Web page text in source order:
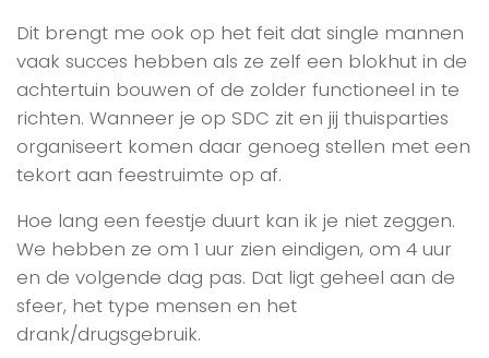
Dit brengt me ook op het feit dat single mannen
vaak succes hebben als ze zelf een blokhut in de
achtertuin bouwen of de zolder functioneel in te
richten. Wanneer je op SDC zit en jij thuisparties
organiseert komen daar genoeg stellen met een
tekort aan feestruimte op af.
Hoe lang een feestje duurt kan ik je niet zeggen.
We hebben ze om 1 uur zien eindigen, om 4 uur
en de volgende dag pas. Dat ligt geheel aan de
sfeer, het type mensen en het
drank/drugsgebruik.